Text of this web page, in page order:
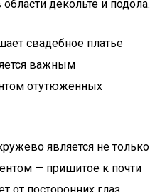
декольте и подола.
свадебное платье
важным
отутюженных
является не только
— пришитое к почти